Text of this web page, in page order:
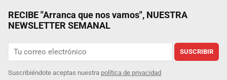
RECIBE "Arranca que nos vamos", NUESTRA
NEWSLETTER SEMANAL
SUSCRIBIR
Suscribiéndote aceptas nuestra política de privacidad